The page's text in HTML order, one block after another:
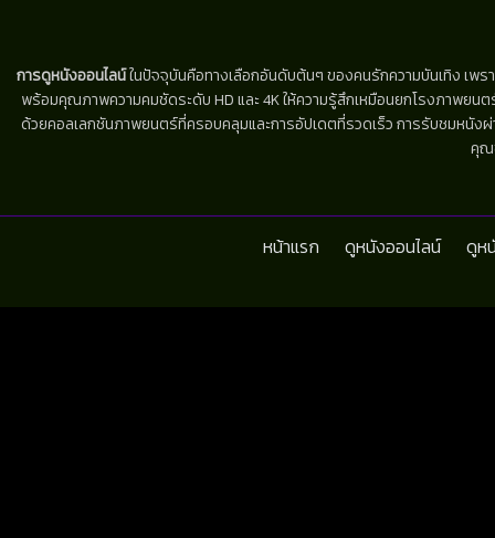
การดูหนังออนไลน์ในปัจจุบันคือทางเลือกอันดับต้นๆ ของคนรักความบันเทิง เพร
พร้อมคุณภาพความคมชัดระดับ HD และ 4K ให้ความรู้สึกเหมือนยกโรงภาพยน
ด้วยคอลเลกชันภาพยนตร์ที่ครอบคลุมและการอัปเดตที่รวดเร็ว การรับชมหนัง
คุณ
หน้าแรก ดูหนังออนไลน์ ดูห